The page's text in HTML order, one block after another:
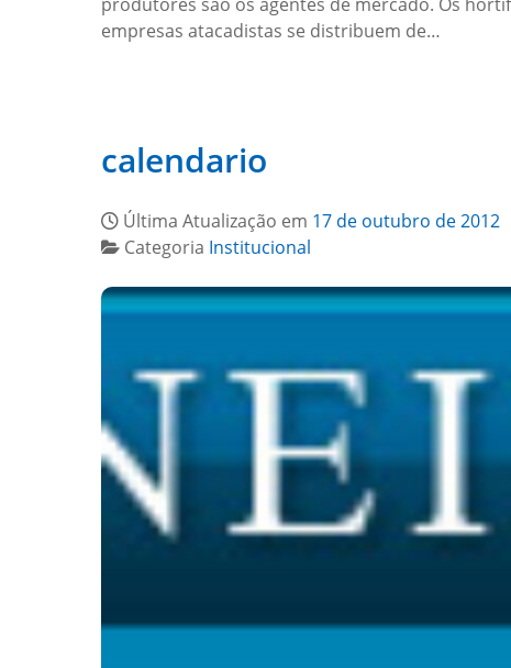
empresas atacadistas se distribuem de…
calendario
Última Atualização em 17 de outubro de 2012
Categoria Institucional